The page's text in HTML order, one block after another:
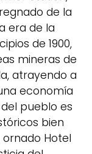
de la
era de la
de 1900,
mineras de
atrayendo a
economía
pueblo es
bien
Hotel